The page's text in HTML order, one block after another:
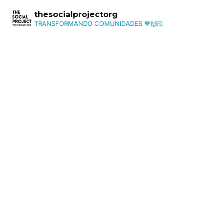
thesocialprojectorg
TRANSFORMANDO COMUNIDADES 💙🙌🏻